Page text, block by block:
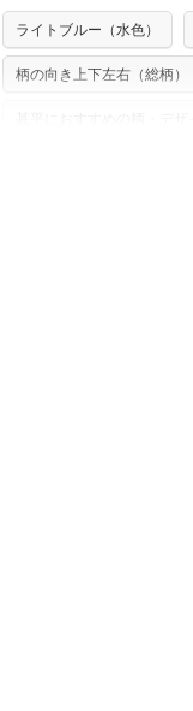
※カットを希望の方は
単位でのカットのみ）
※配送日のご指定は承
店及びnunocoto fabric
※有料型紙（ホームソ
型紙は商用利用できま
ライトブルー（水色）
柄の向き上下左右（総柄）